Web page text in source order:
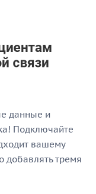
данные и
Подключайте
вашему
тремя